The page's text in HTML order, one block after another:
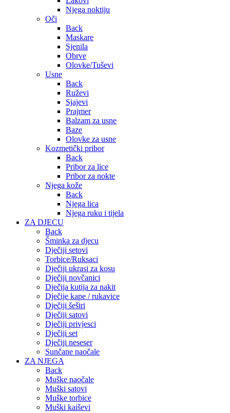
Njega noktiju
Oči
Back
Maskare
Sjenila
Obrve
Olovke/Tuševi
Usne
Back
Ruževi
Sjajevi
Prajmer
Balzam za usne
Baze
Olovke za usne
Kozmetički pribor
Back
Pribor za lice
Pribor za nokte
Njega kože
Back
Njega lica
Njega ruku i tijela
ZA DJECU
Back
Šminka za djecu
Dječiji setovi
Torbice/Ruksaci
Dječiji ukrasi za kosu
Dječiji novčanici
Dječija kutija za nakit
Dječije kape / rukavice
Dječiji šeširi
Dječiji satovi
Dječiji privjesci
Dječiji set
Dječiji neseser
Sunčane naočale
ZA NJEGA
Back
Muške naočale
Muški satovi
Muške torbice
Muški kaiševi